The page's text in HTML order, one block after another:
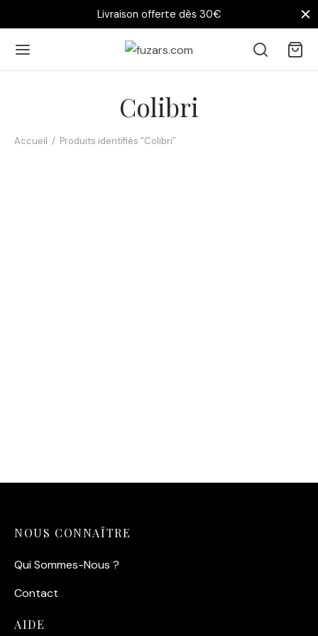
Livraison offerte dès 30€
Colibri
Accueil / Produits identifiés “Colibri”
NOUS CONNAÎTRE
Qui Sommes-Nous ?
Contact
AIDE